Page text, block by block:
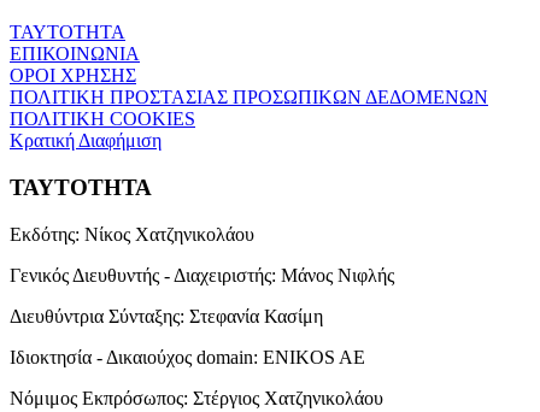
ΤΑΥΤΟΤΗΤΑ
ΕΠΙΚΟΙΝΩΝΙΑ
ΟΡΟΙ ΧΡΗΣΗΣ
ΠΟΛΙΤΙΚΗ ΠΡΟΣΤΑΣΙΑΣ ΠΡΟΣΩΠΙΚΩΝ ΔΕΔΟΜΕΝΩΝ
ΠΟΛΙΤΙΚΗ COOKIES
Κρατική Διαφήμιση
ΤΑΥΤΟΤΗΤΑ
Εκδότης: Νίκος Χατζηνικολάου
Γενικός Διευθυντής - Διαχειριστής: Μάνος Νιφλής
Διευθύντρια Σύνταξης: Στεφανία Κασίμη
Ιδιοκτησία - Δικαιούχος domain: ENIKOS AE
Νόμιμος Εκπρόσωπος: Στέργιος Χατζηνικολάου